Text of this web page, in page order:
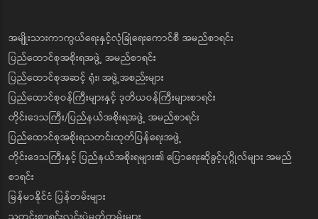
အမျိုးသားကာကွယ်ရေးနှင့်လုံခြုံရေးကောင်စီ အမည်စာရင်း
ပြည်ထောင်စုအစိုးရအဖွဲ့ အမည်စာရင်း
ပြည်ထောင်စုအဆင့် ရုံး၊ အဖွဲ့အစည်းများ
ပြည်ထောင်စုဝန်ကြီးများနှင့် ဒုတိယဝန်ကြီးများစာရင်း
တိုင်းဒေသကြီး/ပြည်နယ်အစိုးရအဖွဲ့ အမည်စာရင်း
ပြည်ထောင်စုအစိုးရသတင်းထုတ်ပြန်ရေးအဖွဲ့
တိုင်းဒေသကြီးနှင့် ပြည်နယ်အစိုးရများ၏ ပြောရေးဆိုခွင့်ပုဂ္ဂိုလ်များ အမည်
စာရင်း
မြန်မာနိုင်ငံ ပြန်တမ်းများ